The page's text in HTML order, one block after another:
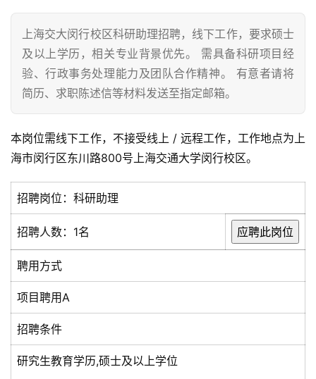
上海交大闵行校区科研助理招聘，线下工作，要求硕士
及以上学历，相关专业背景优先。 需具备科研项目经
验、行政事务处理能力及团队合作精神。 有意者请将
简历、求职陈述信等材料发送至指定邮箱。
本岗位需线下工作，不接受线上 / 远程工作，工作地点为上
海市闵行区东川路800号上海交通大学闵行校区。
招聘岗位：科研助理
招聘人数：1名
聘用方式
项目聘用A
招聘条件
研究生教育学历,硕士及以上学位